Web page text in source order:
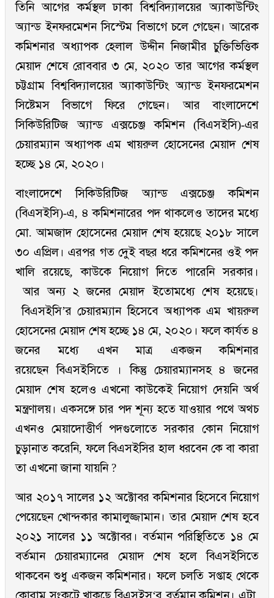
তিনি আগের কর্মস্থল ঢাকা বিশ্ববিদ্যালয়ের অ্যাকাউন্টিং
অ্যান্ড ইনফরমেশন সিস্টেম বিভাগে চলে গেছেন। আরেক
কমিশনার অধ্যাপক হেলাল উদ্দীন নিজামীর চুক্তিভিত্তিক
মেয়াদ শেষে রোববার ৩ মে, ২০২০ তার আগের কর্মস্থল
চট্টগ্রাম বিশ্ববিদ্যালয়ের অ্যাকাউন্টিং অ্যান্ড ইনফরমেশন
সিষ্টেমস বিভাগে ফিরে গেছেন। আর বাংলাদেশে
সিকিউরিটিজ অ্যান্ড এক্সচেঞ্জ কমিশন (বিএসইসি)-এর
চেয়ারম্যান অধ্যাপক এম খায়রুল হোসেনের মেয়াদ শেষ
হচ্ছে ১৪ মে, ২০২০।
বাংলাদেশে সিকিউরিটিজ অ্যান্ড এক্সচেঞ্জ কমিশন
(বিএসইসি)-এ, ৪ কমিশনারের পদ থাকলেও তাদের মধ্যে
মো. আমজাদ হোসেনের মেয়াদ শেষ হয়েছে ২০১৮ সালে
৩০ এপ্রিল। এরপর গত দুেই বছর ধরে কমিশনের ওই পদ
খালি রয়েছে, কাউকে নিয়োগ দিতে পারেনি সরকার।
আর অন্য ২ জনের মেয়াদ ইতোমধ্যে শেষ হয়েছে।
বিএসইসি’র চেয়ারম্যান হিসেবে অধ্যাপক এম খায়রুল
হোসেনের মেয়াদ শেষ হচ্ছে ১৪ মে, ২০২০। ফলে কার্যত ৪
জনের মধ্যে এখন মাত্র একজন কমিশনার
রয়েছেন বিএসইসিতে । কিন্তু চেয়ারম্যানসহ ৪ জনের
মেয়াদ শেষ হলেও এখনো কাউকেই নিয়োগ দেয়নি অর্থ
মন্ত্রণালয়। একসঙ্গে চার পদ শূন্য হতে যাওয়ার পথে অথচ
এখনও মেয়াদোত্তীর্ণ পদগুলোতে সরকার কোন নিয়োগ
চুড়ানাত করেনি, ফলে বিএসইসির হাল ধরবেন কে বা কারা
তা এখনো জানা যায়নি ?
আর ২০১৭ সালের ১২ অক্টোবর কমিশনার হিসেবে নিয়োগ
পেয়েছেন খোন্দকার কামালুজ্জামান। তার মেয়াদ শেষ হবে
২০২১ সালের ১১ অক্টোবর। বর্তমান পরিস্থিতিতে ১৪ মে
বর্তমান চেয়ারম্যানের মেয়াদ শেষ হলে বিএসইসিতে
থাকবেন শুধু একজন কমিশনার। ফলে চলতি সপ্তাহ থেকে